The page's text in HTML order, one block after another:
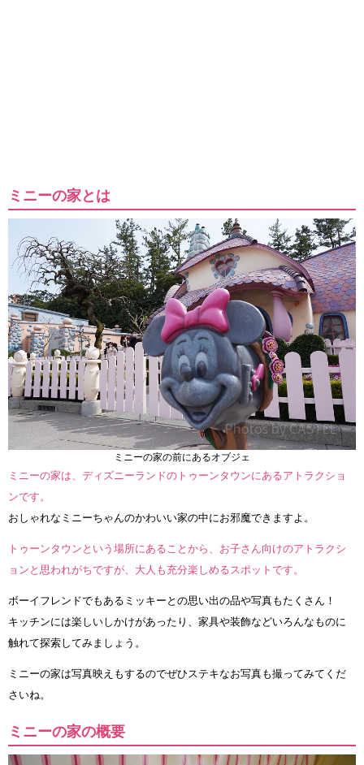
ミニーの家とは
ミニーの家の前にあるオブジェ
ミニーの家は、ディズニーランドのトゥーンタウンにあるアトラクショ
ンです。
おしゃれなミニーちゃんのかわいい家の中にお邪魔できますよ。
トゥーンタウンという場所にあることから、お子さん向けのアトラクシ
ョンと思われがちですが、大人も充分楽しめるスポットです。
ボーイフレンドでもあるミッキーとの思い出の品や写真もたくさん！
キッチンには楽しいしかけがあったり、家具や装飾などいろんなものに
触れて探索してみましょう。
ミニーの家は写真映えもするのでぜひステキなお写真も撮ってみてくだ
さいね。
ミニーの家の概要